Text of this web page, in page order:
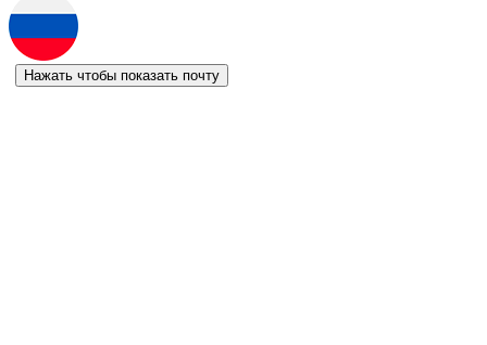
Нажать чтобы показать почту